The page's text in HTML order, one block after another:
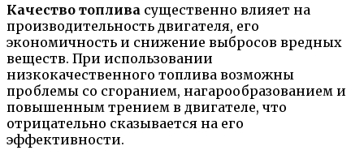
Качество топлива существенно влияет на
производительность двигателя, его
экономичность и снижение выбросов вредных
веществ. При использовании
низкокачественного топлива возможны
проблемы со сгоранием, нагарообразованием и
повышенным трением в двигателе, что
отрицательно сказывается на его
эффективности.